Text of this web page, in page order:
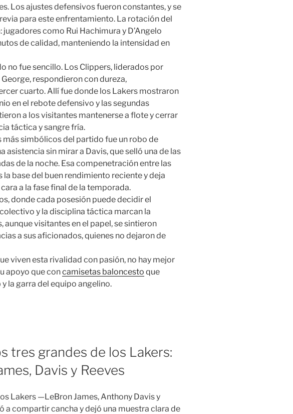
Los ajustes defensivos fueron constantes, y se
para este enfrentamiento. La rotación del
como Rui Hachimura y D’Angelo
de calidad, manteniendo la intensidad en
no fue sencillo. Los Clippers, liderados por
respondieron con dureza,
cuarto. Allí fue donde los Lakers mostraron
en el rebote defensivo y las segundas
a los visitantes mantenerse a flote y cerrar
táctica y sangre fría.
más simbólicos del partido fue un robo de
asistencia sin mirar a Davis, que selló una de las
de la noche. Esa compenetración entre las
la base del buen rendimiento reciente y deja
a la fase final de la temporada.
donde cada posesión puede decidir el
y la disciplina táctica marcan la
aunque visitantes en el papel, se sintieron
a sus aficionados, quienes no dejaron de
viven esta rivalidad con pasión, no hay mejor
apoyo que concamisetas baloncesto que
la garra del equipo angelino.
tres grandes de los Lakers:
Davis y Reeves
Lakers —LeBron James, Anthony Davis y
a compartir cancha y dejó una muestra clara de